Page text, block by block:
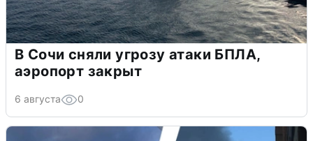
В Сочи сняли угрозу атаки БПЛА,
аэропорт закрыт
6 августа 0